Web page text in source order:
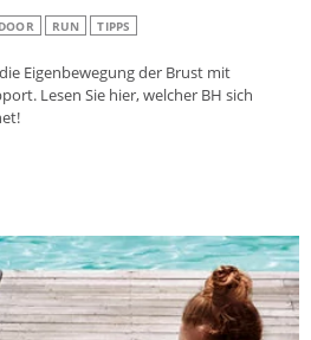
RUN TIPPS
Eigenbewegung der Brust mit
Lesen Sie hier, welcher BH sich